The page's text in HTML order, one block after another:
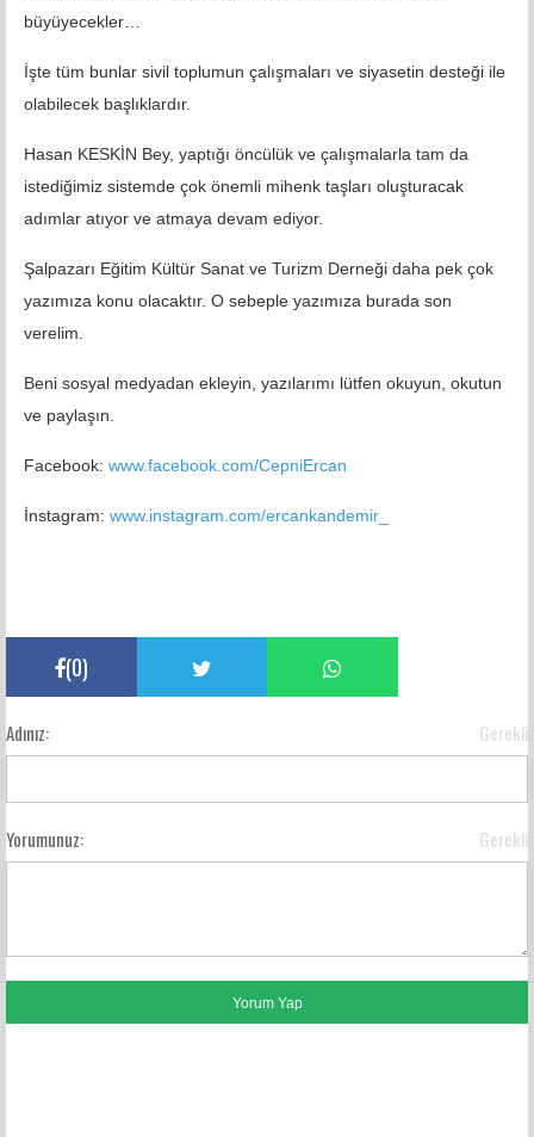
büyüyecekler…
İşte tüm bunlar sivil toplumun çalışmaları ve siyasetin desteği ile
olabilecek başlıklardır.
Hasan KESKİN Bey, yaptığı öncülük ve çalışmalarla tam da
istediğimiz sistemde çok önemli mihenk taşları oluşturacak
adımlar atıyor ve atmaya devam ediyor.
Şalpazarı Eğitim Kültür Sanat ve Turizm Derneği daha pek çok
yazımıza konu olacaktır. O sebeple yazımıza burada son
verelim.
Beni sosyal medyadan ekleyin, yazılarımı lütfen okuyun, okutun
ve paylaşın.
Facebook: www.facebook.com/CepniErcan
İnstagram: www.instagram.com/ercankandemir_
(0)
Adınız: Gerekli
Yorumunuz: Gerekli